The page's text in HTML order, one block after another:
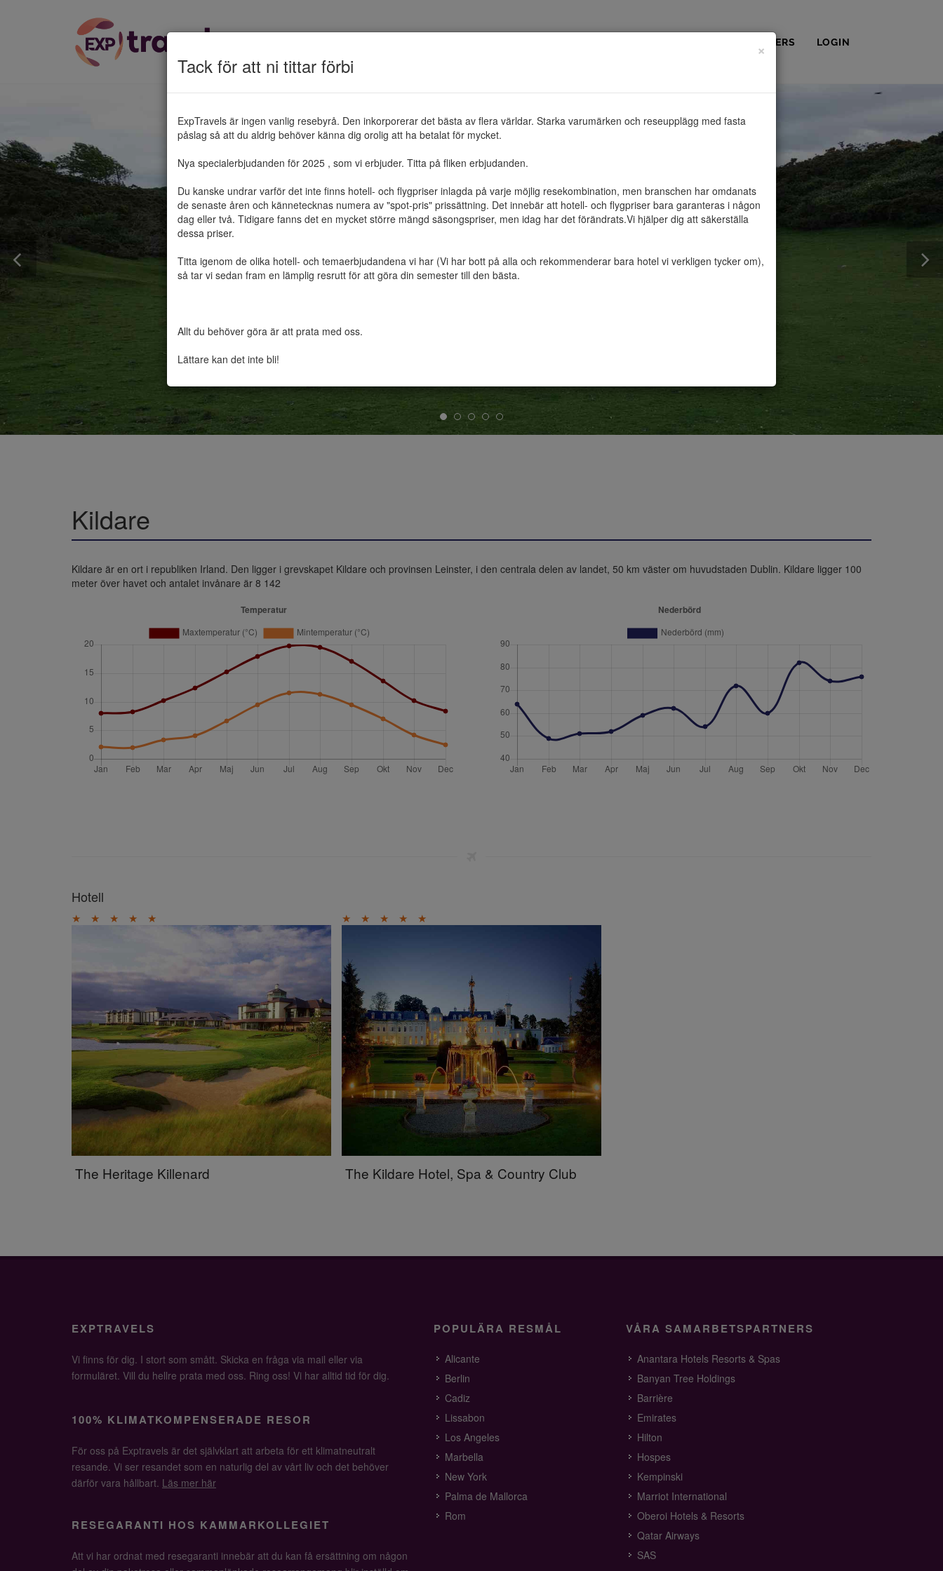
PARTNERS LOGIN
Tack för att ni tittar förbi
×
ExpTravels är ingen vanlig resebyrå. Den inkorporerar det bästa av flera världar. Starka varumärken och reseupplägg med fasta
påslag så att du aldrig behöver känna dig orolig att ha betalat för mycket.
Nya specialerbjudanden för 2025 , som vi erbjuder. Titta på fliken erbjudanden.
Du kanske undrar varför det inte finns hotell- och flygpriser inlagda på varje möjlig resekombination, men branschen har omdanats
de senaste åren och kännetecknas numera av "spot-pris" prissättning. Det innebär att hotell- och flygpriser bara garanteras i någon
dag eller två. Tidigare fanns det en mycket större mängd säsongspriser, men idag har det förändrats.Vi hjälper dig att säkerställa
dessa priser.
Titta igenom de olika hotell- och temaerbjudandena vi har (Vi har bott på alla och rekommenderar bara hotel vi verkligen tycker om),
så tar vi sedan fram en lämplig resrutt för att göra din semester till den bästa.
Allt du behöver göra är att prata med oss.
Lättare kan det inte bli!
Kildare
Kildare är en ort i republiken Irland. Den ligger i grevskapet Kildare och provinsen Leinster, i den centrala delen av landet, 50 km väster om huvudstaden Dublin. Kildare ligger 100
meter över havet och antalet invånare är 8 142
Hotell
★ ★ ★ ★ ★
The Heritage Killenard
★ ★ ★ ★ ★
The Kildare Hotel, Spa & Country Club
EXPTRAVELS
Vi finns för dig. I stort som smått. Skicka en fråga via mail eller via
formuläret. Vill du hellre prata med oss. Ring oss! Vi har alltid tid för dig.
100% KLIMATKOMPENSERADE RESOR
För oss på Exptravels är det självklart att arbeta för ett klimatneutralt
resande. Vi ser resandet som en naturlig del av vårt liv och det behöver
därför vara hållbart. Läs mer här
RESEGARANTI HOS KAMMARKOLLEGIET
Att vi har ordnat med resegaranti innebär att du kan få ersättning om någon
POPULÄRA RESMÅL
Alicante
Berlin
Cadiz
Lissabon
Los Angeles
Marbella
New York
Palma de Mallorca
Rom
VÅRA SAMARBETSPARTNERS
Anantara Hotels Resorts & Spas
Banyan Tree Holdings
Barrière
Emirates
Hilton
Hospes
Kempinski
Marriot International
Oberoi Hotels & Resorts
Qatar Airways
SAS